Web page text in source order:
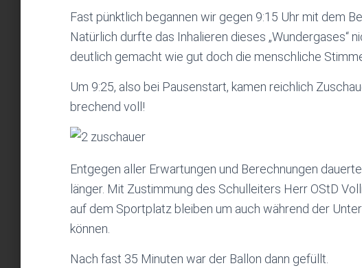
Fast pünktlich begannen wir gegen 9:15 Uhr mit dem
Natürlich durfte das Inhalieren dieses „Wundergases“
deutlich gemacht wie gut doch die menschliche
Um 9:25, also bei Pausenstart, kamen reichlich
brechend voll!
Entgegen aller Erwartungen und Berechnungen
länger. Mit Zustimmung des Schulleiters Herr OStD
auf dem Sportplatz bleiben um auch während der
können.
Nach fast 35 Minuten war der Ballon dann gefüllt.